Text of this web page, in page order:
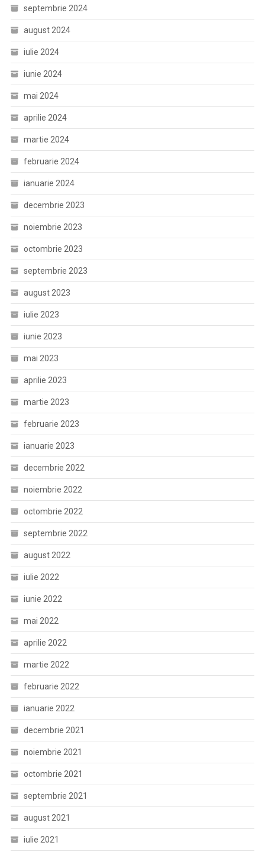
septembrie 2024
august 2024
iulie 2024
iunie 2024
mai 2024
aprilie 2024
martie 2024
februarie 2024
ianuarie 2024
decembrie 2023
noiembrie 2023
octombrie 2023
septembrie 2023
august 2023
iulie 2023
iunie 2023
mai 2023
aprilie 2023
martie 2023
februarie 2023
ianuarie 2023
decembrie 2022
noiembrie 2022
octombrie 2022
septembrie 2022
august 2022
iulie 2022
iunie 2022
mai 2022
aprilie 2022
martie 2022
februarie 2022
ianuarie 2022
decembrie 2021
noiembrie 2021
octombrie 2021
septembrie 2021
august 2021
iulie 2021